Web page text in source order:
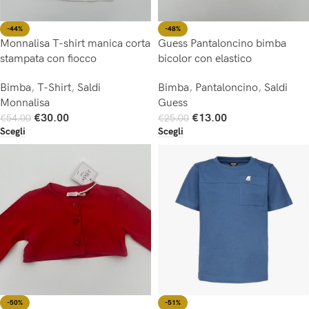
-44%
Monnalisa T-shirt manica corta
stampata con fiocco
Bimba, T-Shirt, Saldi
Monnalisa
€54.00 €30.00
Scegli
-48%
Guess Pantaloncino bimba
bicolor con elastico
Bimba, Pantaloncino, Saldi
Guess
€25.00 €13.00
Scegli
-50% -51%